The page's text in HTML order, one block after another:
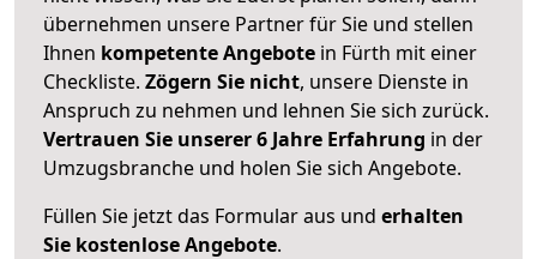
übernehmen unsere Partner für Sie und stellen
Ihnen kompetente Angebote in Fürth mit einer
Checkliste. Zögern Sie nicht, unsere Dienste in
Anspruch zu nehmen und lehnen Sie sich zurück.
Vertrauen Sie unserer 6 Jahre Erfahrung in der
Umzugsbranche und holen Sie sich Angebote.
Füllen Sie jetzt das Formular aus und erhalten
Sie kostenlose Angebote.